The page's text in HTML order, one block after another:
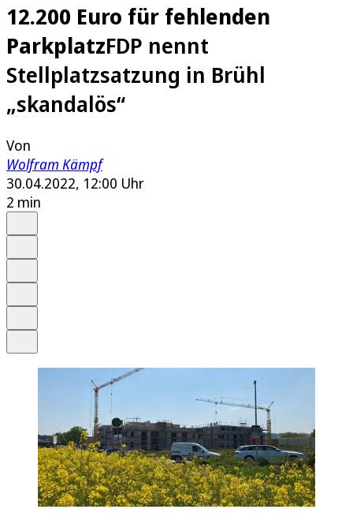
12.200 Euro für fehlenden
ParkplatzFDP nennt
Stellplatzsatzung in Brühl
„skandalös“
Von
Wolfram Kämpf
30.04.2022, 12:00 Uhr
2 min